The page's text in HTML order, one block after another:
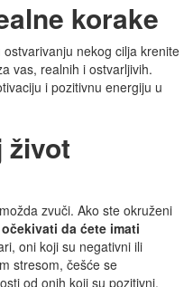
korake
nekog cilja krenite
vas, realnih i ostvarljivih.
i pozitivnu energiju u
život
zvuči. Ako ste okruženi
da ćete imati
oni koji su negativni ili
stresom, češće se
od onih koji su pozitivni.